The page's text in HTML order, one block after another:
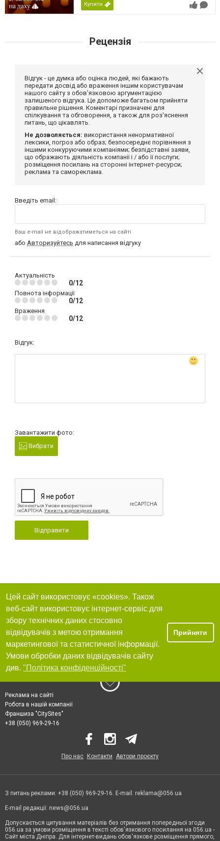
Купити
Рецензія
Відгук - це думка або оцінка людей, які бажають
передати досвід або враження іншим користувачам
нашого сайту з обов'язковою аргументацією
залишеного відгука. Це допоможе багатьом прийняти
правильне рішення. Коментарі призначені для
спілкування та обговорення, а також для роз'яснення
питань, що цікавлять.
Не дозволяється: використання ненормативної
лексики, погроз або образ; безпосереднє порівняння з
іншими конкуруючими компаніями; безпідставні заяви,
що ображають діяльність компанії і / або її послуги;
розміщення посилань на сторонні інтернет-ресурси;
реклама та самореклама.
Введіть email:
Ваш e-mail не відображатиметься на сайті
або Авторизуйтесь для написання відгуку
Актуальність
0/12
Повнота інформації
0/12
Враження
0/12
Відгук:
Завантажити фото:
Вибрати
Відправити
Цей сайт використовує «cookies». Також
веб-сайт використовує інтернет-сервіс для
збору технічних даних стосовно
відвідувачів з метою отримання
маркетингової та статистичної інформації.
Умови обробки даних відвідувачів сайту
див. "Політика конфіденційності"
Прийняти
Реклама на сайті
Робота в нашій компанії
Франшиза "CitySites"
+38 (050) 969-29-16
Про нас Контакти Автори проєкту
З питань реклами: +38 (050) 969-29-16. E-mail: reklama@056.ua
E-mail редакції: news@056.ua
Допускається цитування матеріалів без отримання попередньої згоди
056.ua за умови розміщення в тексті обов'язкового посилання на 056.ua -
Сайт міста Дніпра. Для інтернет-видань обов'язкове розміщення прямого,